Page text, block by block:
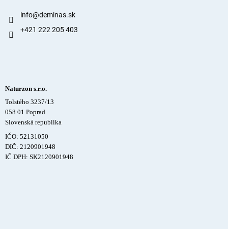
info@deminas.sk
+421 222 205 403
Naturzon s.r.o.
Tolstého 3237/13
058 01 Poprad
Slovenská republika
IČO: 52131050
DIČ: 2120901948
IČ DPH: SK2120901948